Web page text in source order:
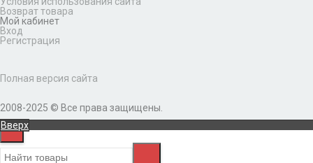
Возврат товара
Мой кабинет
Вход
Регистрация
Полная версия сайта
2008-2025 © Все права защищены.
Вверх